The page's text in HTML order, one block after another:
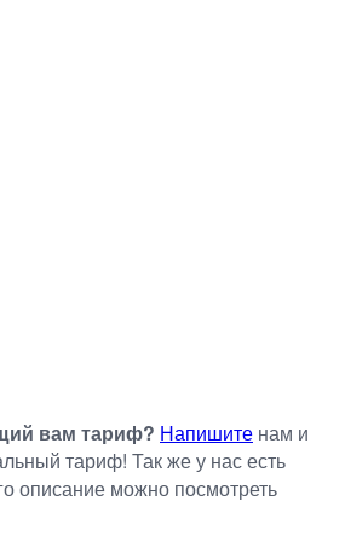
вам тариф? Напишите нам и
тариф! Так же у нас есть
описание можно посмотреть